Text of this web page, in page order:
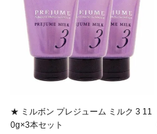
★ ミルボン プレジューム ミルク 3 11
0g×3本セット